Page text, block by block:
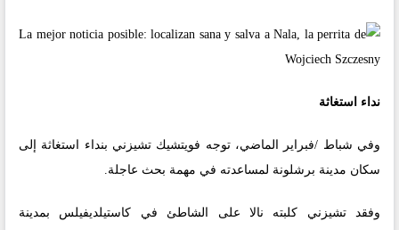
نداء استغاثة
وفي شباط /فبراير الماضي، توجه فويتشيك تشيزني بنداء استغاثة إلى
سكان مدينة برشلونة لمساعدته في مهمة بحث عاجلة.
وفقد تشيزني كلبته نالا على الشاطئ في كاستيلديفيلس بمدينة